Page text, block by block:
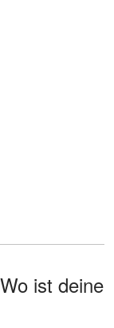
ist deine